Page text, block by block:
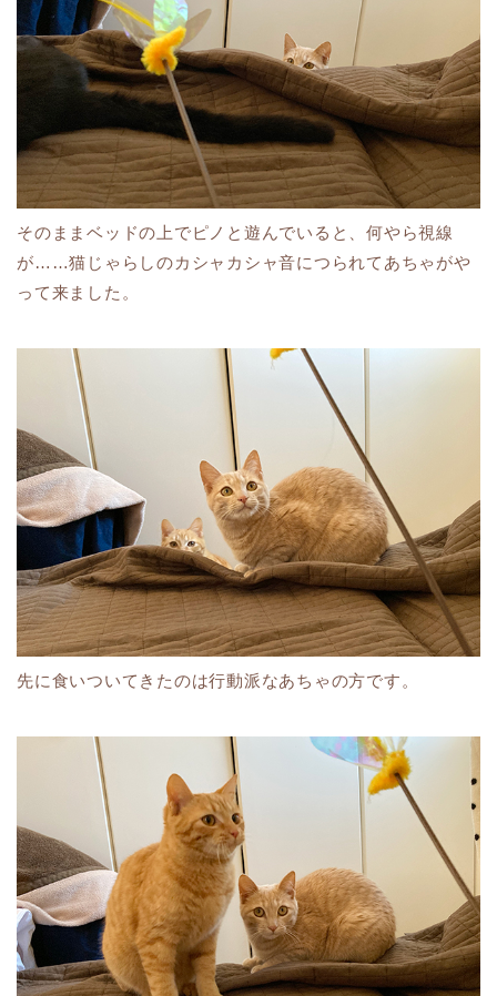
そのままベッドの上でピノと遊んでいると、何やら視線
が……猫じゃらしのカシャカシャ音につられてあちゃがや
って来ました。
先に食いついてきたのは行動派なあちゃの方です。